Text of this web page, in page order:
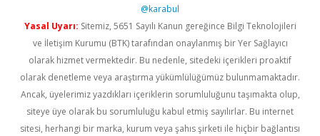
@karabul
Yasal Uyarı: Sitemiz, 5651 Sayılı Kanun gereğince Bilgi Teknolojileri
ve İletişim Kurumu (BTK) tarafından onaylanmış bir Yer Sağlayıcı
olarak hizmet vermektedir. Bu nedenle, sitedeki içerikleri proaktif
olarak denetleme veya araştırma yükümlülüğümüz bulunmamaktadır.
Ancak, üyelerimiz yazdıkları içeriklerin sorumluluğunu taşımakta olup,
siteye üye olarak bu sorumluluğu kabul etmiş sayılırlar. Bu internet
sitesi, herhangi bir marka, kurum veya şahıs şirketi ile hiçbir bağlantısı